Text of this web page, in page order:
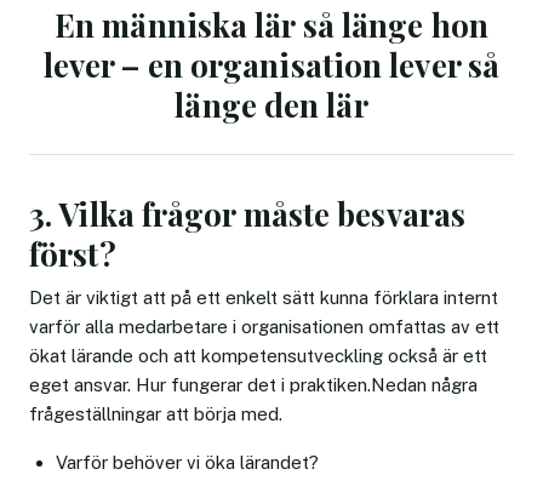
En människa lär så länge hon
lever – en organisation lever så
länge den lär
3. Vilka frågor måste besvaras
först?
Det är viktigt att på ett enkelt sätt kunna förklara internt
varför alla medarbetare i organisationen omfattas av ett
ökat lärande och att kompetensutveckling också är ett
eget ansvar. Hur fungerar det i praktiken.Nedan några
frågeställningar att börja med.
Varför behöver vi öka lärandet?